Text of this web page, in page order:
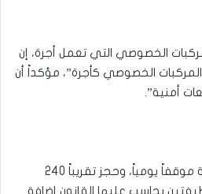
الخصوصي التي تعمل أجرة، إن
الخصوصي كأجرة”، مؤكداً أن
أمنية”.
ولفت إلى، أن “لدى المديرية موقفاً يومياً، وحجز تقريباً 240
يحاسب عليها القانون إضافة